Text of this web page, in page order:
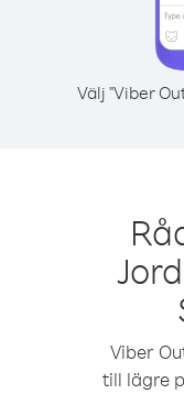
Välj "Viber
Viber
till lägre